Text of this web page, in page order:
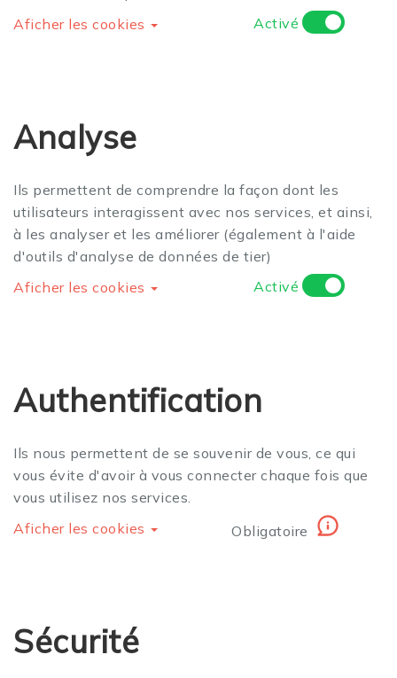
Aficher les cookies
Activé
Analyse
Ils permettent de comprendre la façon dont les
utilisateurs interagissent avec nos services, et ainsi,
à les analyser et les améliorer (également à l'aide
d'outils d'analyse de données de tier)
Aficher les cookies
Activé
Authentification
Ils nous permettent de se souvenir de vous, ce qui
vous évite d'avoir à vous connecter chaque fois que
vous utilisez nos services.
Aficher les cookies
Obligatoire
Sécurité